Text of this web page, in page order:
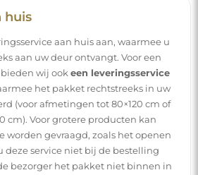
huis
aan huis aan, waarmee u
aan uw deur ontvangt. Voor een
wij ookeen leveringsservice
het pakket rechtstreeks in uw
(voor afmetingen tot 80×120 cm of
cm). Voor grotere producten kan
worden gevraagd, zoals het openen
deze service niet bij de bestelling
bezorger het pakket niet binnen in